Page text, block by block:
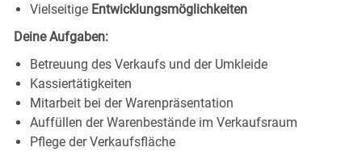
Vielseitige Entwicklungsmöglichkeiten
Deine Aufgaben:
Betreuung des Verkaufs und der Umkleide
Kassiertätigkeiten
Mitarbeit bei der Warenpräsentation
Auffüllen der Warenbestände im Verkaufsraum
Pflege der Verkaufsfläche